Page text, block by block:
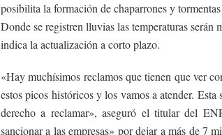
posibilita la formación de chaparrones y
Donde se registren lluvias las temperaturas serán
indica la actualización a corto plazo.
«Hay muchísimos reclamos que tienen que ver
estos picos históricos y los vamos a atender.
derecho a reclamar», aseguró el titular del
sancionar a las empresas» por dejar a más de 7